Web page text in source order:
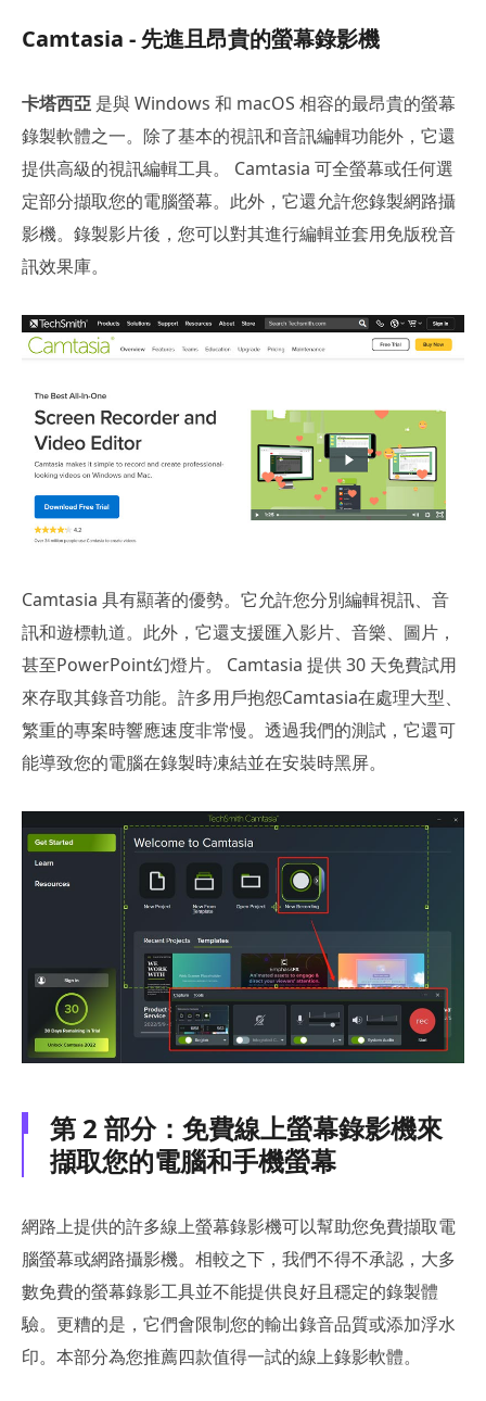
Camtasia - 先進且昂貴的螢幕錄影機
卡塔西亞 是與 Windows 和 macOS 相容的最昂貴的螢幕
錄製軟體之一。除了基本的視訊和音訊編輯功能外，它還
提供高級的視訊編輯工具。 Camtasia 可全螢幕或任何選
定部分擷取您的電腦螢幕。此外，它還允許您錄製網路攝
影機。錄製影片後，您可以對其進行編輯並套用免版稅音
訊效果庫。
Camtasia 具有顯著的優勢。它允許您分別編輯視訊、音
訊和遊標軌道。此外，它還支援匯入影片、音樂、圖片，
甚至PowerPoint幻燈片。 Camtasia 提供 30 天免費試用
來存取其錄音功能。許多用戶抱怨Camtasia在處理大型、
繁重的專案時響應速度非常慢。透過我們的測試，它還可
能導致您的電腦在錄製時凍結並在安裝時黑屏。
第 2 部分：免費線上螢幕錄影機來
擷取您的電腦和手機螢幕
網路上提供的許多線上螢幕錄影機可以幫助您免費擷取電
腦螢幕或網路攝影機。相較之下，我們不得不承認，大多
數免費的螢幕錄影工具並不能提供良好且穩定的錄製體
驗。更糟的是，它們會限制您的輸出錄音品質或添加浮水
印。本部分為您推薦四款值得一試的線上錄影軟體。